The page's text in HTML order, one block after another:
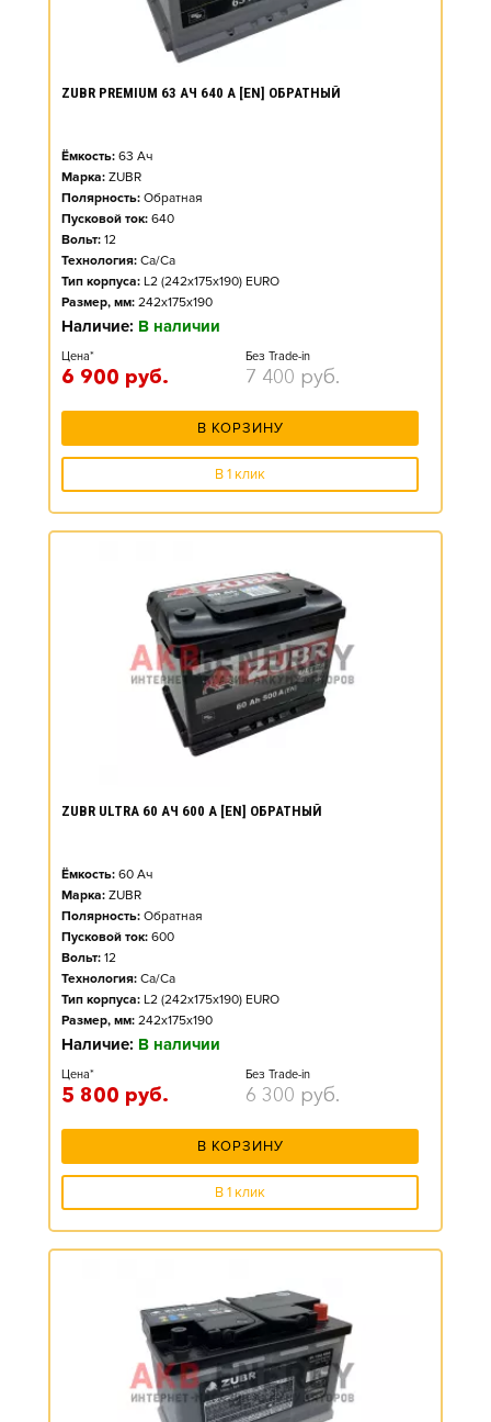
ZUBR PREMIUM 63 АЧ 640 А [EN] ОБРАТНЫЙ
Ёмкость: 63 Ач
Марка: ZUBR
Полярность: Обратная
Пусковой ток: 640
Вольт: 12
Технология: Ca/Ca
Тип корпуса: L2 (242x175x190) EURO
Размер, мм: 242x175x190
Наличие: В наличии
Цена*
6 900 руб.
Без Trade-in
7 400 руб.
В КОРЗИНУ
В 1 клик
ZUBR ULTRA 60 АЧ 600 А [EN] ОБРАТНЫЙ
Ёмкость: 60 Ач
Марка: ZUBR
Полярность: Обратная
Пусковой ток: 600
Вольт: 12
Технология: Ca/Ca
Тип корпуса: L2 (242x175x190) EURO
Размер, мм: 242x175x190
Наличие: В наличии
Цена*
5 800 руб.
Без Trade-in
6 300 руб.
В КОРЗИНУ
В 1 клик